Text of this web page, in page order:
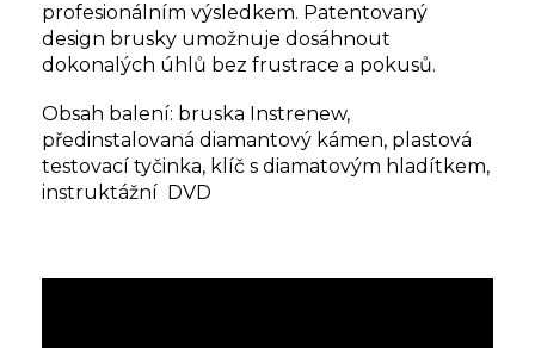
profesionálním výsledkem. Patentovaný
design brusky umožnuje dosáhnout
dokonalých úhlů bez frustrace a pokusů.
Obsah balení: bruska Instrenew,
předinstalovaná diamantový kámen, plastová
testovací tyčinka, klíč s diamatovým hladítkem,
instruktážní DVD